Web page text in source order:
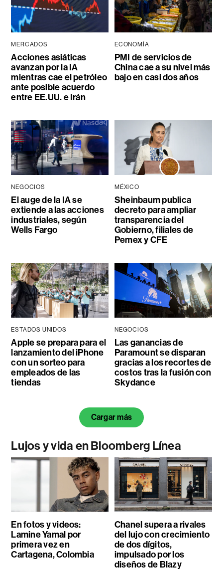
MERCADOS
Acciones asiáticas
avanzan por la IA
mientras cae el petróleo
ante posible acuerdo
entre EE.UU. e Irán
ECONOMÍA
PMI de servicios de
China cae a su nivel más
bajo en casi dos años
NEGOCIOS
El auge de la IA se
extiende a las acciones
industriales, según
Wells Fargo
MÉXICO
Sheinbaum publica
decreto para ampliar
transparencia del
Gobierno, filiales de
Pemex y CFE
ESTADOS UNIDOS
Apple se prepara para el
lanzamiento del iPhone
con un sorteo para
empleados de las
tiendas
NEGOCIOS
Las ganancias de
Paramount se disparan
gracias a los recortes de
costos tras la fusión con
Skydance
Cargar más
Lujos y vida en Bloomberg Línea
En fotos y videos:
Lamine Yamal por
primera vez en
Cartagena, Colombia
Chanel supera a rivales
del lujo con crecimiento
de dos dígitos,
impulsado por los
diseños de Blazy